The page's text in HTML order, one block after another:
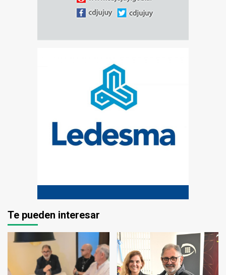
Te pueden interesar